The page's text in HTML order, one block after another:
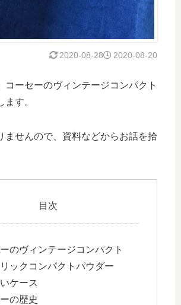
2020-08-20
2020-08-28
コーセーのヴィンテージコンパクト
す。
ませんので、資料などからお話を拾
目次
のヴィンテージコンパクト
ックコンパクトパウダー
ケース
の歴史